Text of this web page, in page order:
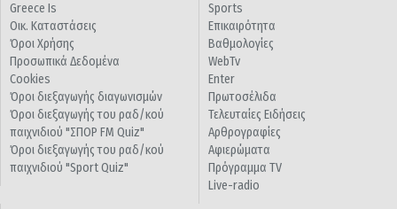
Greece Is
Οικ. Καταστάσεις
Όροι Χρήσης
Προσωπικά Δεδομένα
Cookies
Όροι διεξαγωγής διαγωνισμών
Όροι διεξαγωγής του ραδ/κού
παιχνιδιού "ΣΠΟΡ FM Quiz"
Όροι διεξαγωγής του ραδ/κού
παιχνιδιού "Sport Quiz"
Sports
Επικαιρότητα
Βαθμολογίες
WebTv
Enter
Πρωτοσέλιδα
Τελευταίες Ειδήσεις
Αρθρογραφίες
Αφιερώματα
Πρόγραμμα TV
Live-radio